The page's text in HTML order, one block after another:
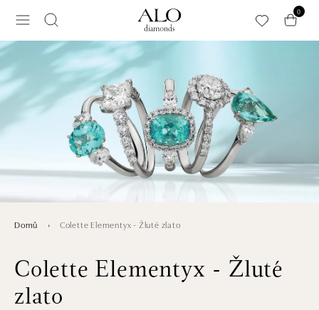
0
Domů Colette Elementyx - Žluté zlato
Colette Elementyx - Žluté
zlato